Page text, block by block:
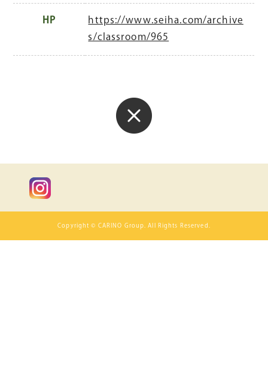
HP
https://www.seiha.com/archive
s/classroom/965
Copyright © CARINO Group. All Rights Reserved.